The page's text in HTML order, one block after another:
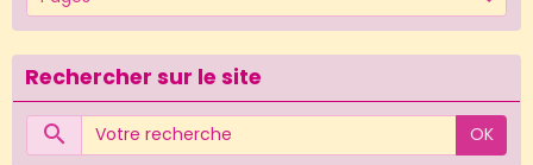
Rechercher sur le site
OK